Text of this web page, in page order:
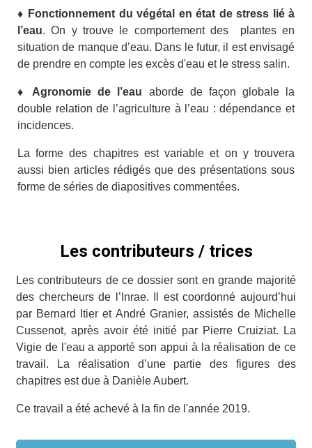
♦ Fonctionnement du végétal en état de stress lié à
l’eau. On y trouve le comportement des plantes en
situation de manque d’eau. Dans le futur, il est envisagé
de prendre en compte les excès d'eau et le stress salin.
♦ Agronomie de l’eau aborde de façon globale la
double relation de l’agriculture à l’eau : dépendance et
incidences.
La forme des chapitres est variable et on y trouvera
aussi bien articles rédigés que des présentations sous
forme de séries de diapositives commentées.
Les contributeurs / trices
Les contributeurs de ce dossier sont en grande majorité
des chercheurs de l’Inrae. Il est coordonné aujourd’hui
par Bernard Itier et André Granier, assistés de Michelle
Cussenot, après avoir été initié par Pierre Cruiziat. La
Vigie de l'eau a apporté son appui à la réalisation de ce
travail.
La réalisation d’une partie des figures des
chapitres est due à Danièle Aubert.
Ce travail a été achevé à la fin de l'année 2019.